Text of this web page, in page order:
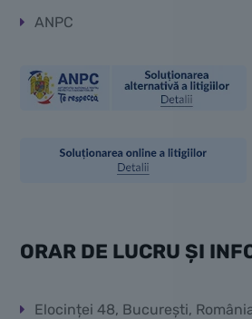
ANPC
ORAR DE LUCRU ȘI
Elocinței 48, București,